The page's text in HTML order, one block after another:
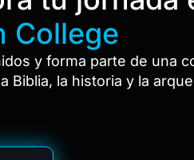
College
y forma parte de una
Biblia, la historia y la